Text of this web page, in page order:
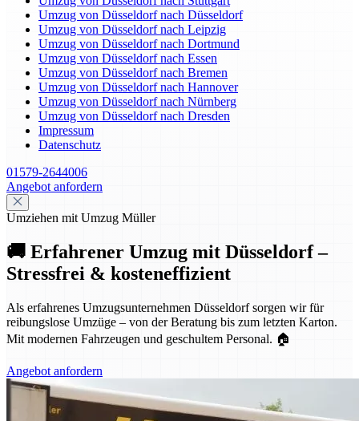
Umzug von Düsseldorf nach Düsseldorf
Umzug von Düsseldorf nach Leipzig
Umzug von Düsseldorf nach Dortmund
Umzug von Düsseldorf nach Essen
Umzug von Düsseldorf nach Bremen
Umzug von Düsseldorf nach Hannover
Umzug von Düsseldorf nach Nürnberg
Umzug von Düsseldorf nach Dresden
Impressum
Datenschutz
01579-2644006
Angebot anfordern
Umziehen mit Umzug Müller
🚚 Erfahrener Umzug mit Düsseldorf –
Stressfrei & kosteneffizient
Als erfahrenes Umzugsunternehmen Düsseldorf sorgen wir für
reibungslose Umzüge – von der Beratung bis zum letzten Karton.
Mit modernen Fahrzeugen und geschultem Personal. 🏠
Angebot anfordern